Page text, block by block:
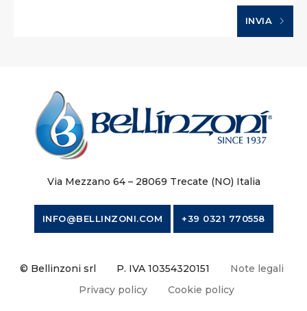
INVIA
Via Mezzano 64 – 28069 Trecate (NO) Italia
INFO@BELLINZONI.COM +39 0321 770558
© Bellinzoni srl P. IVA 10354320151
Note legali
Privacy policy
Cookie policy